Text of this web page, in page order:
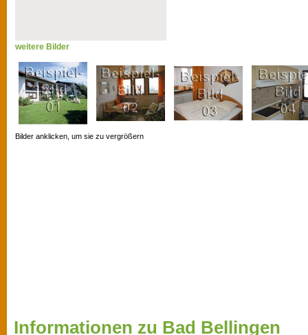
weitere Bilder
Bilder anklicken, um sie zu vergrößern
Informationen zu Bad Bellingen